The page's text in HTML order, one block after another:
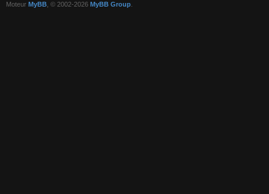
Moteur MyBB , © 2002-2026 MyBB Group